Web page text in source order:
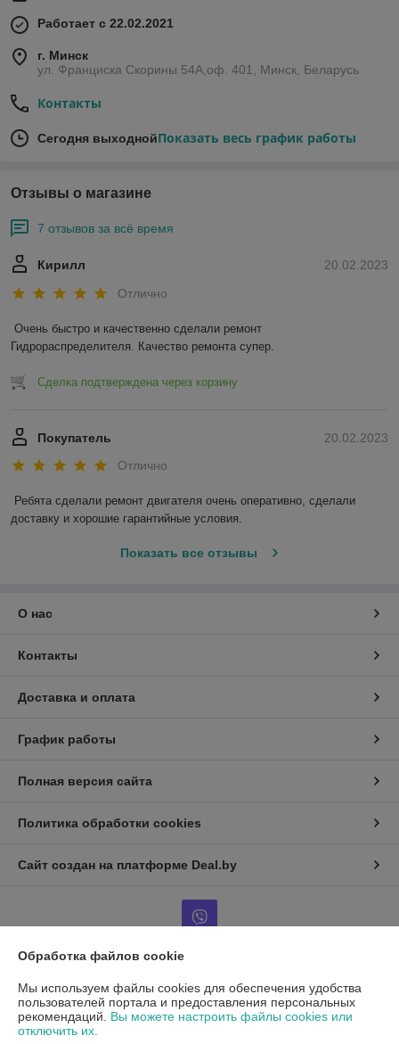
Работает с 22.02.2021
г. Минск
ул. Франциска Скорины 54А,оф. 401, Минск, Беларусь
Контакты
Сегодня выходнойПоказать весь график работы
Отзывы о магазине
7 отзывов за всё время
20.02.2023
Кирилл
Отлично
Очень быстро и качественно сделали ремонт
Гидрораспределителя. Качество ремонта супер.
Сделка подтверждена через корзину
20.02.2023
Покупатель
Отлично
Ребята сделали ремонт двигателя очень оперативно, сделали
доставку и хорошие гарантийные условия.
Показать все отзывы
О нас
Контакты
Доставка и оплата
График работы
Полная версия сайта
Политика обработки cookies
Сайт создан на платформе Deal.by
Информация для покупателя
Юридическое лицо:ООО"ДетальРемСервис"
220141 г. Минск, ул. Франциска Скорины 54А, офис 401
Обработка файлов cookie
Мы используем файлы cookies для обеспечения удобства
пользователей портала и предоставления персональных
рекомендаций. Вы можете настроить файлы cookies или
отключить их.